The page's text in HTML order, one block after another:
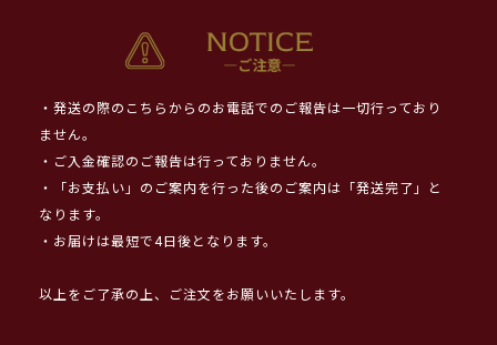
・発送の際のこちらからのお電話でのご報告は一切行っており
ません。
・ご入金確認のご報告は行っておりません。
・「お支払い」のご案内を行った後のご案内は「発送完了」と
なります。
・お届けは最短で4日後となります。
以上をご了承の上、ご注文をお願いいたします。